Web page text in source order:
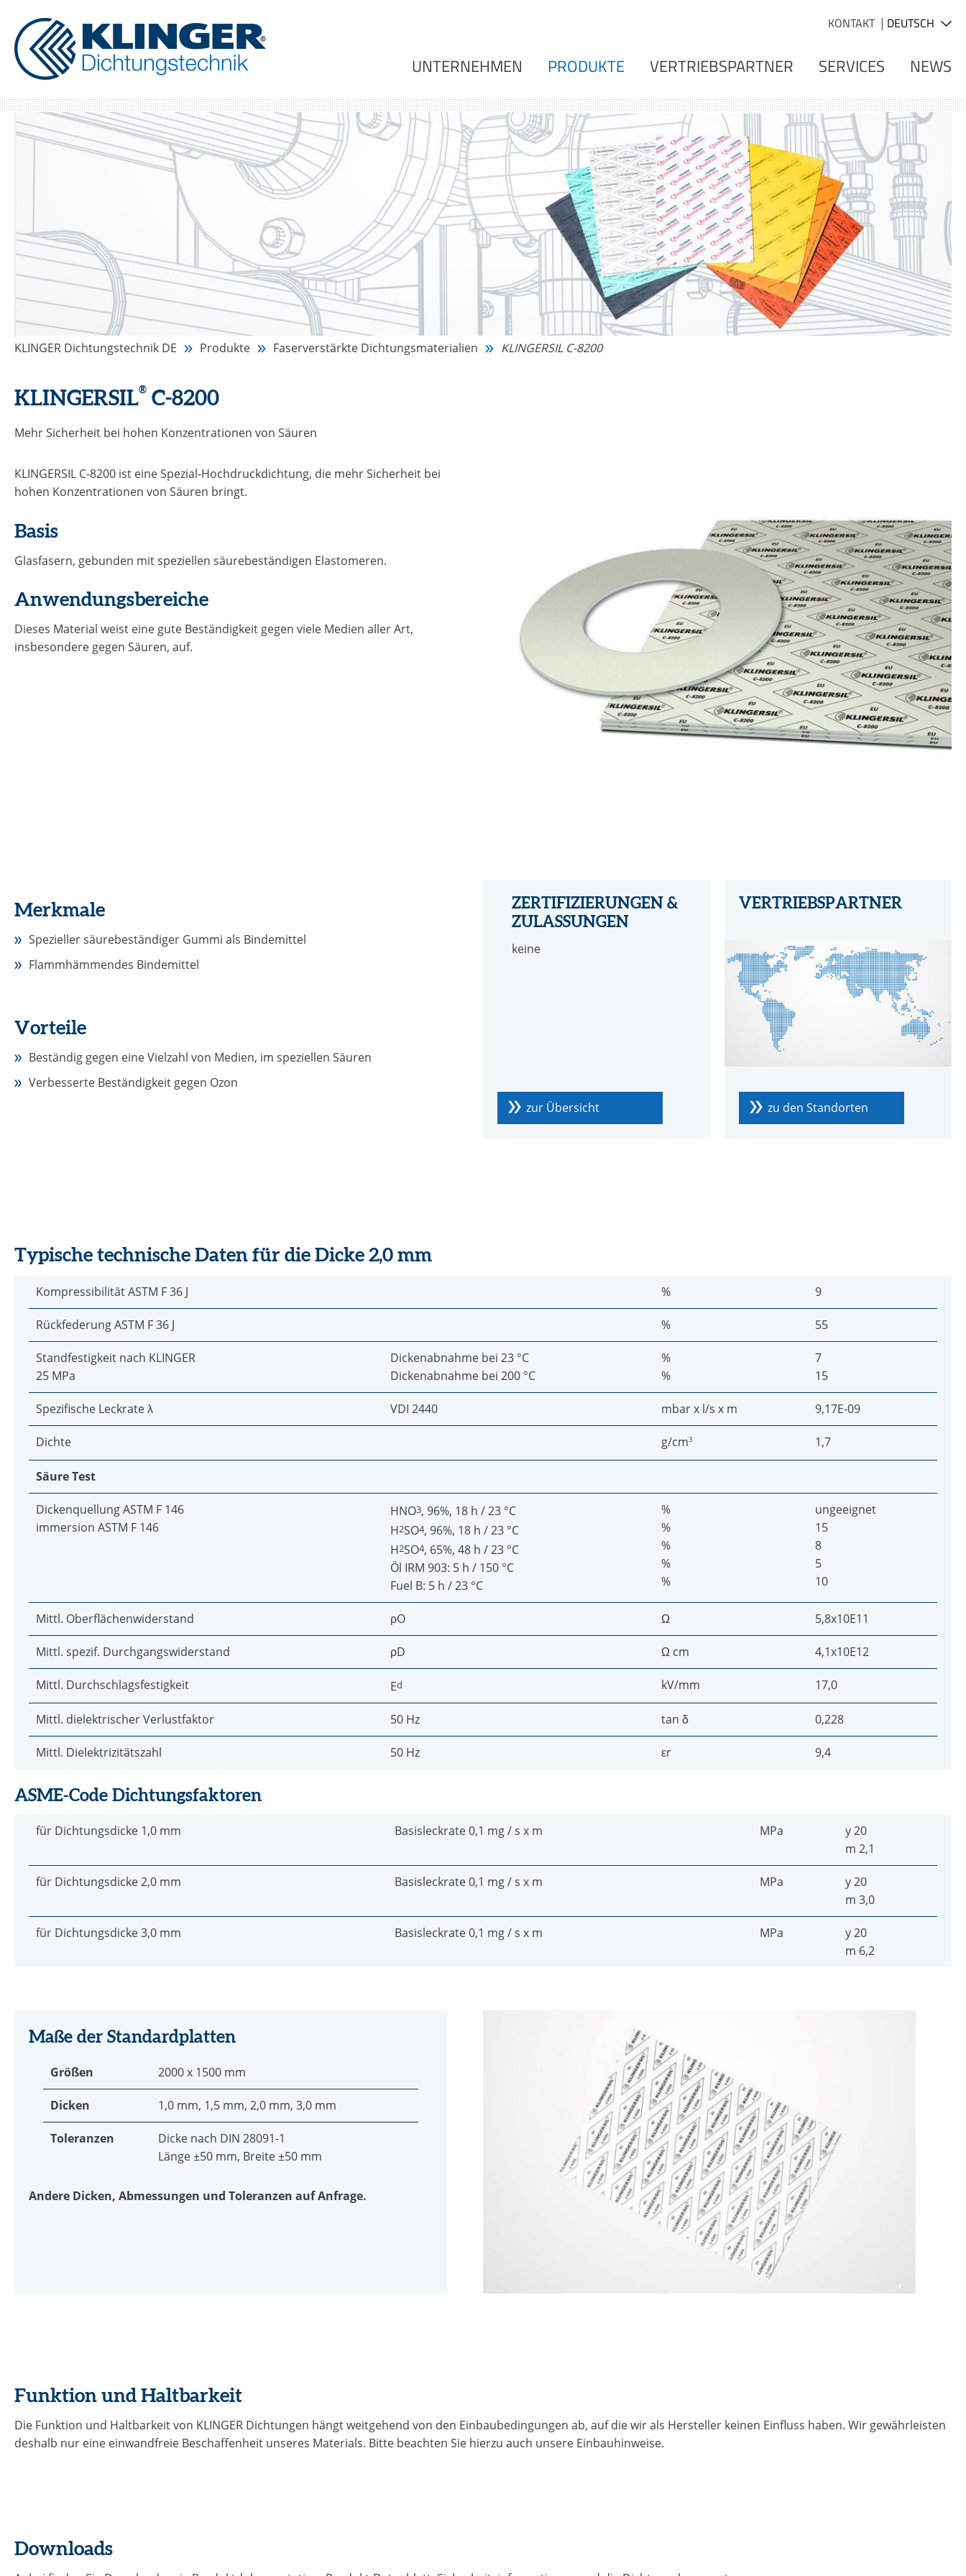
KONTAKT
UNTERNEHMEN PRODUKTE VERTRIEBSPARTNER SERVICES NEWS
KLINGER Dichtungstechnik DE Produkte Faserverstärkte Dichtungsmaterialien KLINGERSIL C-8200
KLINGERSIL® C-8200
Mehr Sicherheit bei hohen Konzentrationen von Säuren
KLINGERSIL C-8200 ist eine Spezial-Hochdruckdichtung, die mehr Sicherheit bei
hohen Konzentrationen von Säuren bringt.
Basis
Glasfasern, gebunden mit speziellen säurebeständigen Elastomeren.
Anwendungsbereiche
Dieses Material weist eine gute Beständigkeit gegen viele Medien aller Art,
insbesondere gegen Säuren, auf.
Merkmale
Spezieller säurebeständiger Gummi als Bindemittel
Flammhämmendes Bindemittel
Vorteile
Beständig gegen eine Vielzahl von Medien, im speziellen Säuren
Verbesserte Beständigkeit gegen Ozon
ZERTIFIZIERUNGEN &
ZULASSUNGEN
keine
zur Übersicht
VERTRIEBSPARTNER
zu den Standorten
Typische technische Daten für die Dicke 2,0 mm
Kompressibilität ASTM F 36 J % 9
Rückfederung ASTM F 36 J % 55
Standfestigkeit nach KLINGER
25 MPa
Dickenabnahme bei 23 °C
Dickenabnahme bei 200 °C
%
%
7
15
Spezifische Leckrate λ VDI 2440 mbar x l/s x m 9,17E-09
Dichte g/cm3 1,7
Säure Test
Dickenquellung ASTM F 146
immersion ASTM F 146
HNO3, 96%, 18 h / 23 °C
H2SO4, 96%, 18 h / 23 °C
H2SO4, 65%, 48 h / 23 °C
Öl IRM 903: 5 h / 150 °C
Fuel B: 5 h / 23 °C
%
%
%
%
%
ungeeignet
15
8
5
10
Mittl. Oberflächenwiderstand ρO Ω 5,8x10E11
Mittl. spezif. Durchgangswiderstand ρD Ω cm 4,1x10E12
Mittl. Durchschlagsfestigkeit Ed kV/mm 17,0
Mittl. dielektrischer Verlustfaktor 50 Hz tan δ 0,228
Mittl. Dielektrizitätszahl 50 Hz εr 9,4
ASME-Code Dichtungsfaktoren
für Dichtungsdicke 1,0 mm Basisleckrate 0,1 mg / s x m MPa
y 20
m 2,1
für Dichtungsdicke 2,0 mm Basisleckrate 0,1 mg / s x m MPa
y 20
m 3,0
für Dichtungsdicke 3,0 mm Basisleckrate 0,1 mg / s x m MPa
y 20
m 6,2
Maße der Standardplatten
Größen 2000 x 1500 mm
Dicken 1,0 mm, 1,5 mm, 2,0 mm, 3,0 mm
Toleranzen
Dicke nach DIN 28091-1
Länge ±50 mm, Breite ±50 mm
Andere Dicken, Abmessungen und Toleranzen auf Anfrage.
Funktion und Haltbarkeit
Die Funktion und Haltbarkeit von KLINGER Dichtungen hängt weitgehend von den Einbaubedingungen ab, auf die wir als Hersteller keinen Einfluss haben. Wir gewährleisten
deshalb nur eine einwandfreie Beschaffenheit unseres Materials. Bitte beachten Sie hierzu auch unsere Einbauhinweise.
Downloads